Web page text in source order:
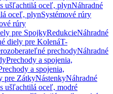
ušľachtilá oceľ, plynNáhradné
oceľ, plynSystémové rúry
rúry
pre SpojkyRedukcieNáhradné
diely pre KolenáT-
prechodyNáhradné
Prechody a spojenia,
a spojenia,
pre ZátkyNástenkyNáhradné
ušľachtilá oceľ, modré